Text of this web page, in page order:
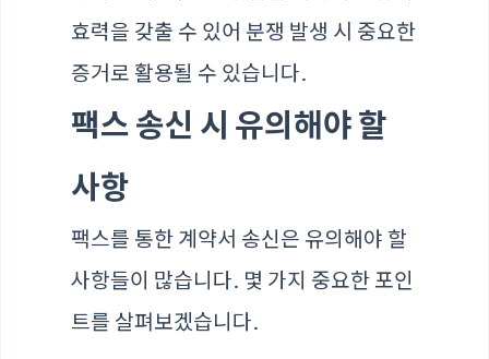
효력을 갖출 수 있어 분쟁 발생 시 중요한
증거로 활용될 수 있습니다.
팩스 송신 시 유의해야 할
사항
팩스를 통한 계약서 송신은 유의해야 할
사항들이 많습니다. 몇 가지 중요한 포인
트를 살펴보겠습니다.